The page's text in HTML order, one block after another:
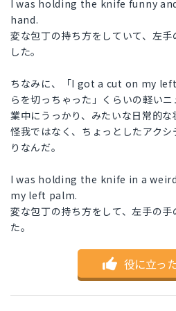
I was holding the knife funny
hand.
変な包丁の持ち方をしていて、左
した。
ちなみに、「I got a cut on my
らを切っちゃった」くらいの軽い
業中にうっかり、みたいな日常的
怪我ではなく、ちょっとしたアク
りなんだ。
I was holding the knife in a
my left palm.
変な包丁の持ち方をして、左手の
た。
役に立っ